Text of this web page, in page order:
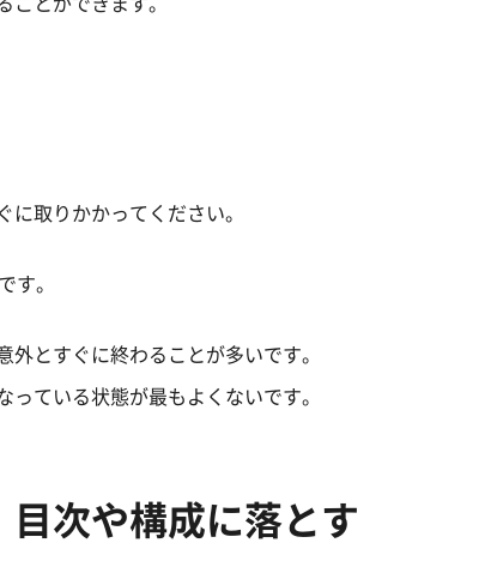
取りかかってください。
す。
とすぐに終わることが多いです。
ている状態が最もよくないです。
次や構成に落とす